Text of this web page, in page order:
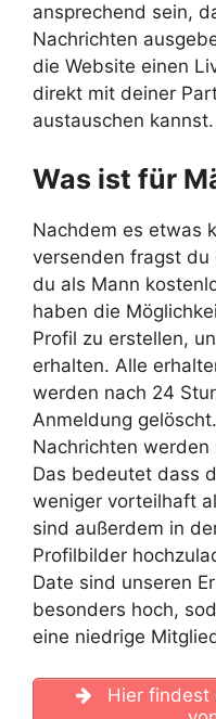
ansprechend sein,
Nachrichten
die Website einen
direkt mit deiner
austauschen kannst.
Was ist für
Nachdem es etwas
versenden fragst
du als Mann
haben die
Profil zu erstellen,
erhalten. Alle
werden nach 24
Anmeldung
Nachrichten
Das bedeutet dass
weniger vorteilhaft
sind außerdem in
Profilbilder
Date sind unseren
besonders hoch,
eine niedrige
Hier findest